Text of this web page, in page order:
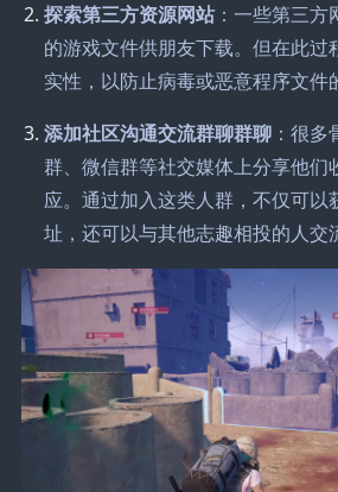
探索第三方资源网站：一些第三方
的游戏文件供朋友下载。但在此过
实性，以防止病毒或恶意程序文件
添加社区沟通交流群聊群聊 ：很
群、微信群等社交媒体上分享他们
应。通过加入这类人群，不仅可以
址，还可以与其他志趣相投的人交